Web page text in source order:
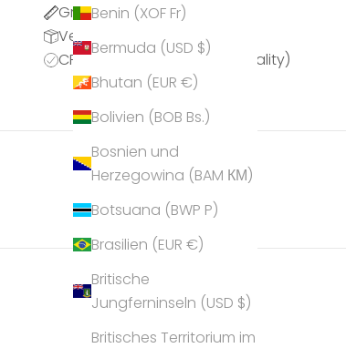
Benin (XOF Fr)
Bermuda (USD $)
Bhutan (EUR €)
Bolivien (BOB Bs.)
Bosnien und
Herzegowina (BAM КМ)
Botsuana (BWP P)
Brasilien (EUR €)
Britische
Jungferninseln (USD $)
Britisches Territorium im
Größentabelle
Versandinformationen
CPQ (CRYSTALP Premium Quality)